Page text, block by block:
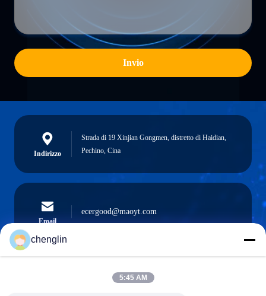
Invio
Indirizzo
Strada di 19 Xinjian Gongmen, distretto di Haidian,
Pechino, Cina
Email
ecergood@maoyt.com
0086-731-861329934568
chenglin
5:45 AM